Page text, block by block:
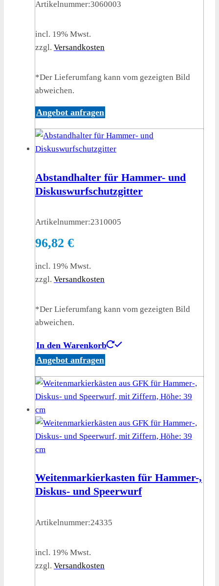
Artikelnummer:3060003
incl. 19% Mwst.
zzgl. Versandkosten
*Der Lieferumfang kann vom gezeigten Bild
abweichen.
Angebot anfragen
Abstandhalter für Hammer- und
Diskuswurfschutzgitter
Artikelnummer:2310005
96,82 €
incl. 19% Mwst.
zzgl. Versandkosten
*Der Lieferumfang kann vom gezeigten Bild
abweichen.
In den Warenkorb
Angebot anfragen
Weitenmarkierkasten für Hammer-,
Diskus- und Speerwurf
Artikelnummer:24335
incl. 19% Mwst.
zzgl. Versandkosten